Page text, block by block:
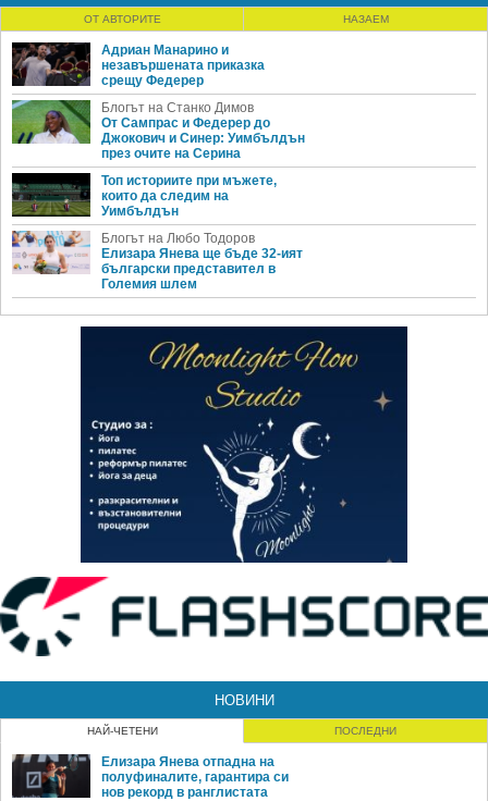
ОТ АВТОРИТЕ НАЗАЕМ
Адриан Манарино и
незавършената приказка
срещу Федерер
Блогът на Станко Димов
От Сампрас и Федерер до
Джокович и Синер: Уимбълдън
през очите на Серина
Топ историите при мъжете,
които да следим на
Уимбълдън
Блогът на Любо Тодоров
Елизара Янева ще бъде 32-ият
български представител в
Големия шлем
НОВИНИ
НАЙ-ЧЕТЕНИ ПОСЛЕДНИ
Елизара Янева отпадна на
полуфиналите, гарантира си
нов рекорд в ранглистата